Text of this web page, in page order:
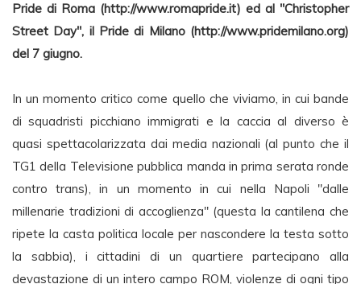
Pride di Roma (http://www.romapride.it) ed al "Christopher
Street Day", il Pride di Milano (http://www.pridemilano.org)
del 7 giugno.
In un momento critico come quello che viviamo, in cui bande
di squadristi picchiano immigrati e la caccia al diverso è
quasi spettacolarizzata dai media nazionali (al punto che il
TG1 della Televisione pubblica manda in prima serata ronde
contro trans), in un momento in cui nella Napoli "dalle
millenarie tradizioni di accoglienza" (questa la cantilena che
ripete la casta politica locale per nascondere la testa sotto
la sabbia), i cittadini di un quartiere partecipano alla
devastazione di un intero campo ROM, violenze di ogni tipo